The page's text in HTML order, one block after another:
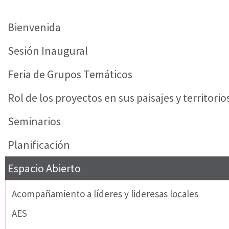
Bienvenida
Sesión Inaugural
Feria de Grupos Temáticos
Rol de los proyectos en sus paisajes y
Seminarios
Planificación
Espacio Abierto
Acompañamiento a líderes y lideresas locales
AES